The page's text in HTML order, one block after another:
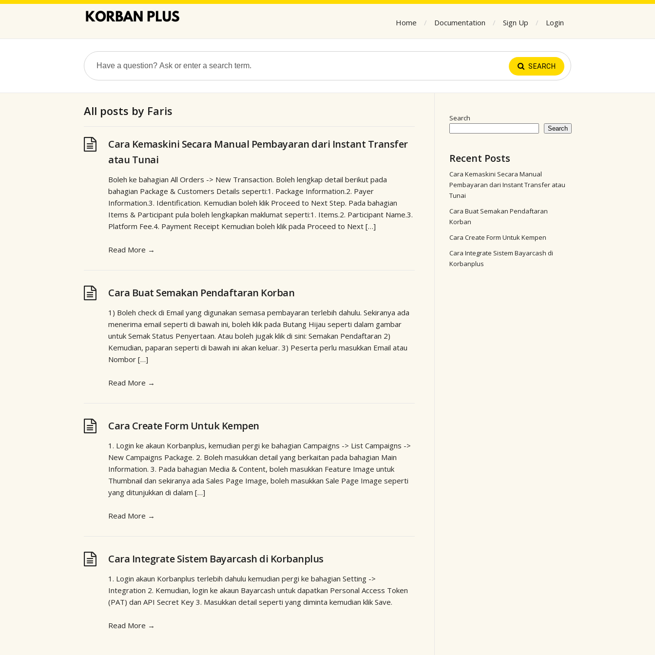
Home Documentation Sign Up Login
SEARCH
All posts by Faris
Cara Kemaskini Secara Manual Pembayaran dari Instant Transfer
atau Tunai
Boleh ke bahagian All Orders -> New Transaction. Boleh lengkap detail berikut pada
bahagian Package & Customers Details seperti:1. Package Information.2. Payer
Information.3. Identification. Kemudian boleh klik Proceed to Next Step. Pada bahagian
Items & Participant pula boleh lengkapkan maklumat seperti:1. Items.2. Participant Name.3.
Platform Fee.4. Payment Receipt Kemudian boleh klik pada Proceed to Next […]
Read More →
Cara Buat Semakan Pendaftaran Korban
1) Boleh check di Email yang digunakan semasa pembayaran terlebih dahulu. Sekiranya ada
menerima email seperti di bawah ini, boleh klik pada Butang Hijau seperti dalam gambar
untuk Semak Status Penyertaan. Atau boleh jugak klik di sini: Semakan Pendaftaran 2)
Kemudian, paparan seperti di bawah ini akan keluar. 3) Peserta perlu masukkan Email atau
Nombor […]
Read More →
Cara Create Form Untuk Kempen
1. Login ke akaun Korbanplus, kemudian pergi ke bahagian Campaigns -> List Campaigns ->
New Campaigns Package. 2. Boleh masukkan detail yang berkaitan pada bahagian Main
Information. 3. Pada bahagian Media & Content, boleh masukkan Feature Image untuk
Thumbnail dan sekiranya ada Sales Page Image, boleh masukkan Sale Page Image seperti
yang ditunjukkan di dalam […]
Read More →
Cara Integrate Sistem Bayarcash di Korbanplus
1. Login akaun Korbanplus terlebih dahulu kemudian pergi ke bahagian Setting ->
Integration 2. Kemudian, login ke akaun Bayarcash untuk dapatkan Personal Access Token
(PAT) dan API Secret Key 3. Masukkan detail seperti yang diminta kemudian klik Save.
Read More →
Search
Search
Recent Posts
Cara Kemaskini Secara Manual
Pembayaran dari Instant Transfer atau
Tunai
Cara Buat Semakan Pendaftaran
Korban
Cara Create Form Untuk Kempen
Cara Integrate Sistem Bayarcash di
Korbanplus